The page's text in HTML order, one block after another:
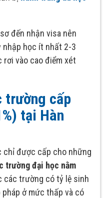
đến nhận visa nên
học ít nhất 2-3
rơi vào cao điểm xét
trường cấp
tại Hàn
chỉ được cấp cho những
trường đại học nằm
các trường có tỷ lệ sinh
ở mức thấp và có